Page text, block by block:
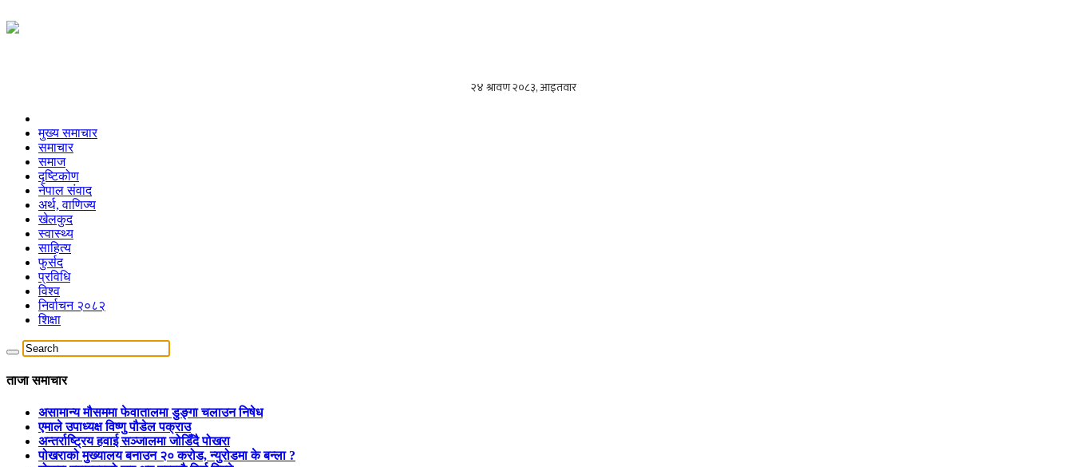
मुख्य समाचार
समाचार
समाज
दृष्टिकोण
नेपाल संवाद
अर्थ, वाणिज्य
खेलकुद
स्वास्थ्य
साहित्य
फुर्सद
प्रविधि
विश्व
निर्वाचन २०८२
शिक्षा
ताजा समाचार
असामान्य मौसममा फेवातालमा डुङ्गा चलाउन निषेध
एमाले उपाध्यक्ष विष्णु पौडेल पक्राउ
अन्तर्राष्ट्रिय हवाई सञ्जालमा जोडिँदै पोखरा
पोखराको मुख्यालय बनाउन २० करोड, न्युरोडमा के बन्ला ?